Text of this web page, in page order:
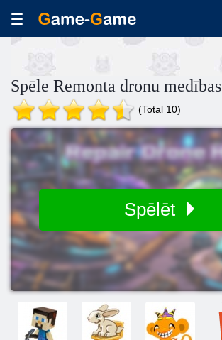
Spēle Remonta dronu medības
(Total 10)
Spēlēt